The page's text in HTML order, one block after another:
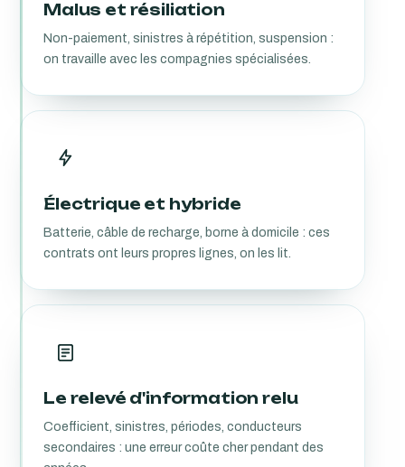
Malus et résiliation
Non-paiement, sinistres à répétition, suspension :
on travaille avec les compagnies spécialisées.
Électrique et hybride
Batterie, câble de recharge, borne à domicile : ces
contrats ont leurs propres lignes, on les lit.
Le relevé d'information relu
Coefficient, sinistres, périodes, conducteurs
secondaires : une erreur coûte cher pendant des